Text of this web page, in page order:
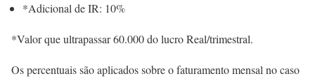
*Adicional de IR: 10%
*Valor que ultrapassar 60.000 do lucro Real/trimestral.
Os percentuais são aplicados sobre o faturamento mensal no caso